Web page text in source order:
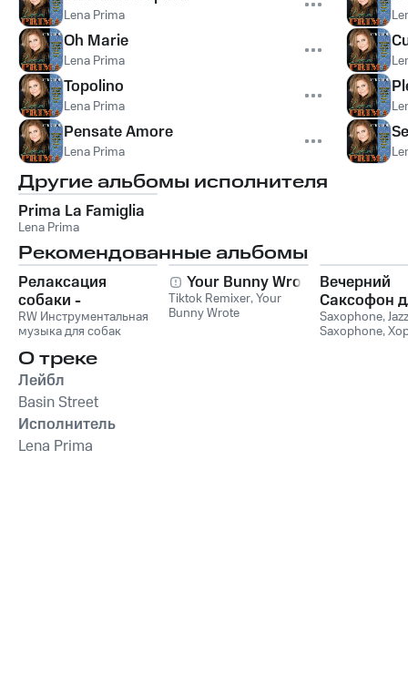
Lena Prima
Oh Marie
Lena Prima
Topolino
Lena Prima
Pensate Amore
Lena Prima
Другие альбомы исполнителя
Prima La Famiglia
Lena Prima
Рекомендованные альбомы
Релаксация
собаки -
Расслабляющая
музыка для собак,
успокаивающие и
успокаивающие
звуки для
животных,
антистрессовая
терапия,
RW Инструментальная
музыка для собак
Your Bunny Wrote
Tiktok Remixer,Your
Bunny Wrote
Вечерний
Саксофон
Души
Лаунж)
Saxophone,Jazz
Saxophone,
О треке
Лейбл
Basin Street
Исполнитель
Lena Prima